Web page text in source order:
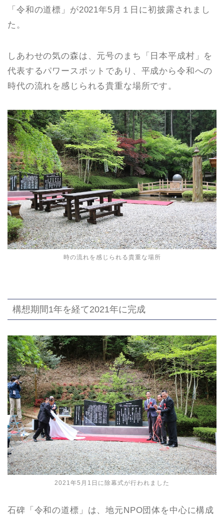
「令和の道標」が2021年5月１日に初披露されまし
た。
しあわせの気の森は、元号のまち「日本平成村」を
代表するパワースポットであり、平成から令和への
時代の流れを感じられる貴重な場所です。
時の流れを感じられる貴重な場所
構想期間1年を経て2021年に完成
2021年5月1日に除幕式が行われました
石碑「令和の道標」は、地元NPO団体を中心に構成